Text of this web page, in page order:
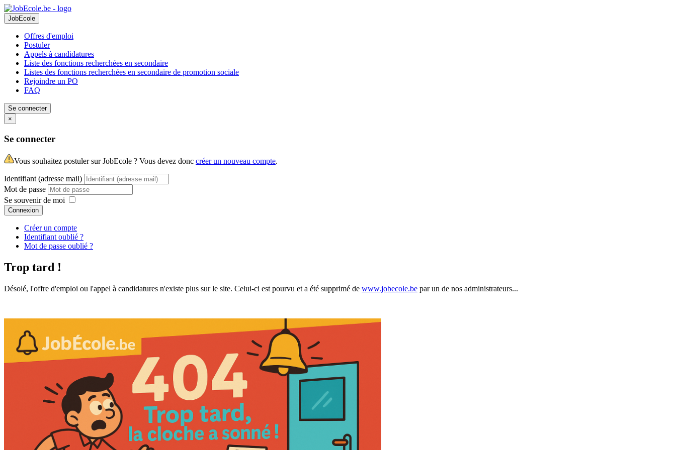
JobEcole
Offres d'emploi
Postuler
Appels à candidatures
Liste des fonctions recherchées en secondaire
Listes des fonctions recherchées en secondaire de promotion sociale
Rejoindre un PO
FAQ
Se connecter
×
Se connecter
Vous souhaitez postuler sur JobEcole ? Vous devez donc créer un nouveau compte.
Identifiant (adresse mail)
Mot de passe
Se souvenir de moi
Connexion
Créer un compte
Identifiant oublié ?
Mot de passe oublié ?
Trop tard !
Désolé, l'offre d'emploi ou l'appel à candidatures n'existe plus sur le site. Celui-ci est pourvu et a été supprimé de www.jobecole.be par un de nos administrateurs...